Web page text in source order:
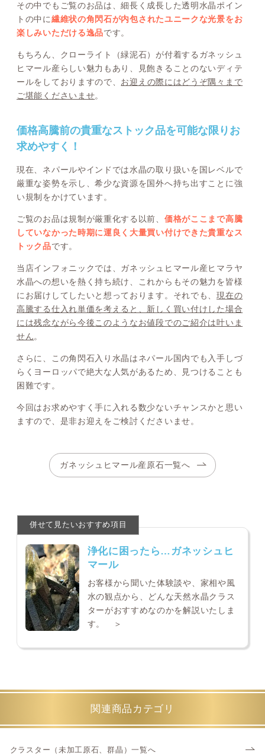
その中でもご覧のお品は、細長く成長した透明水晶ポイン
トの中に繊維状の角閃石が内包されたユニークな光景をお
楽しみいただける逸品です。
もちろん、クローライト（緑泥石）が付着するガネッシュ
ヒマール産らしい魅力もあり、見飽きることのないディテ
ールをしておりますので、 お迎えの際にはどうぞ隅々まで
ご堪能くださいませ。
価格高騰前の貴重なストック品を可能な限りお
求めやすく！
現在、ネパールやインドでは水晶の取り扱いを国レベルで
厳重な姿勢を示し、希少な資源を国外へ持ち出すことに強
い規制をかけています。
ご覧のお品は規制が厳重化する以前、 価格がここまで高騰
していなかった時期に運良く大量買い付けできた貴重なス
トック品です。
当店インフォニックでは、ガネッシュヒマール産ヒマラヤ
水晶への想いを熱く持ち続け、これからもその魅力を皆様
にお届けしてしたいと想っております。それでも、現在の
高騰する仕入れ単価を考えると、新しく買い付けした場合
には残念ながら今後このようなお値段でのご紹介は叶いま
せん。
さらに、この角閃石入り水晶はネパール国内でも入手しづ
らくヨーロッパで絶大な人気があるため、見つけることも
困難です。
今回はお求めやすく手に入れる数少ないチャンスかと思い
ますので、是非お迎えをご検討くださいませ。
ガネッシュヒマール産原石一覧へ
浄化に困ったら…ガネッシュヒ
マール
お客様から聞いた体験談や、家相や風
水の観点から、どんな天然水晶クラス
ターがおすすめなのかを解説いたしま
す。 ＞
関連商品カテゴリ
クラスター（未加工原石、群晶）一覧へ